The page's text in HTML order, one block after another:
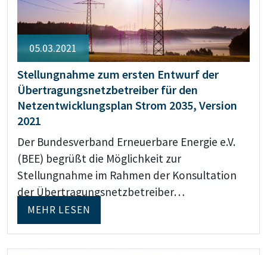
05.03.2021
Stellungnahme zum ersten Entwurf der
Übertragungsnetzbetreiber für den
Netzentwicklungsplan Strom 2035, Version
2021
Der Bundesverband Erneuerbare Energie e.V.
(BEE) begrüßt die Möglichkeit zur
Stellungnahme im Rahmen der Konsultation
der Übertragungsnetzbetreiber…
MEHR LESEN